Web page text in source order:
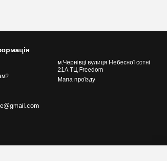
м.Чернівці вулиця Небесної сотні
21А ТЦ Freedom
Мапа проїзду